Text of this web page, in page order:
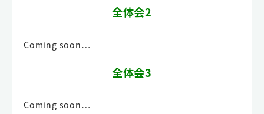
全体会2
Coming soon…
全体会3
Coming soon…